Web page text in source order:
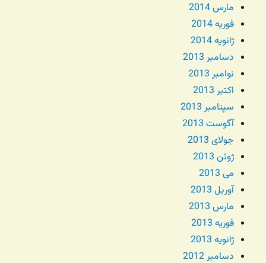
مارس 2014
فوریه 2014
ژانویه 2014
دسامبر 2013
نوامبر 2013
اکتبر 2013
سپتامبر 2013
آگوست 2013
جولای 2013
ژوئن 2013
می 2013
آوریل 2013
مارس 2013
فوریه 2013
ژانویه 2013
دسامبر 2012